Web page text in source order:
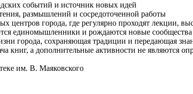
событий и источник новых идей
размышлений и сосредоточенной работы
центров города, где регулярно проходят лекции,
единомышленники и рождаются новые
города, сохраняющая традиции и передающая
книг, а дополнительные активности не являются
им. В. Маяковского